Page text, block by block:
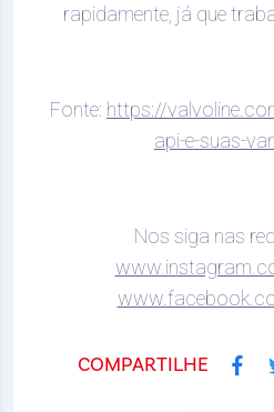
rapidamente, já que
Fonte: https://
api-e-suas-
Nos siga nas
COMPARTILHE